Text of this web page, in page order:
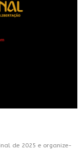
de 2025 e organize-